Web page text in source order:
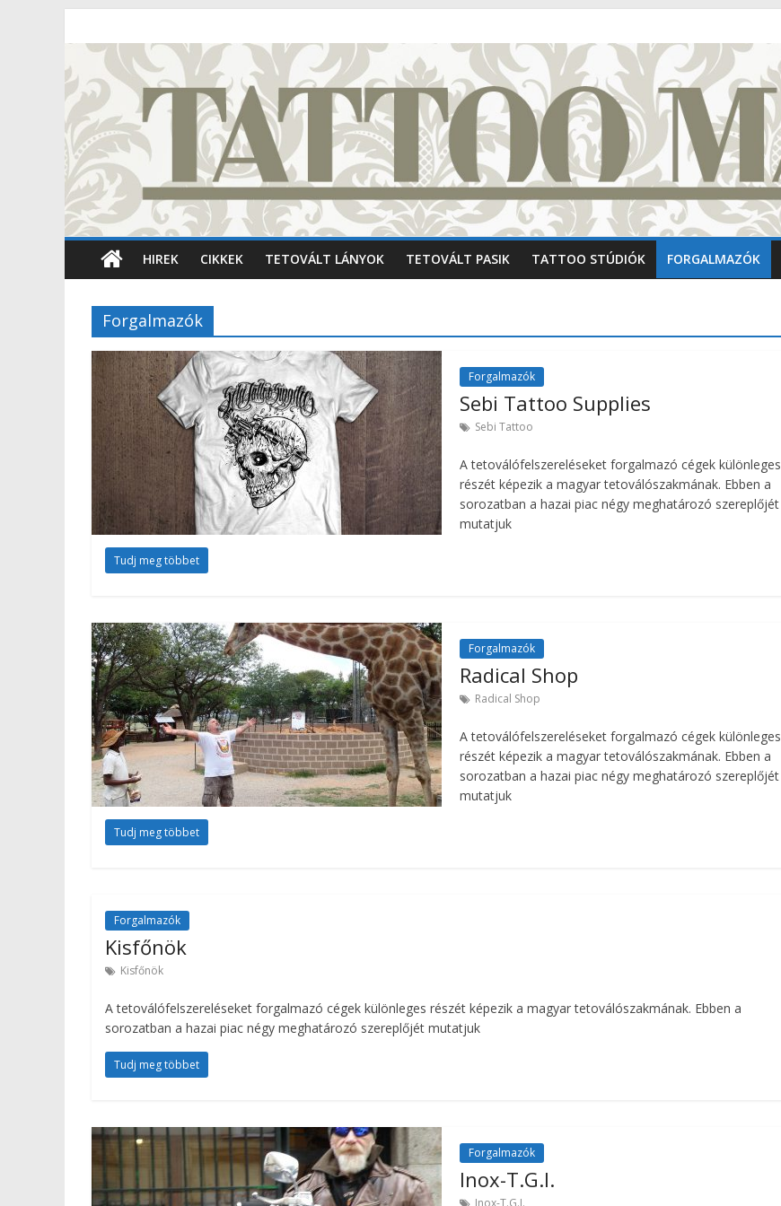
HIREK CIKKEK TETOVÁLT LÁNYOK TETOVÁLT PASIK TATTOO STÚDIÓK FORGALMAZÓK
Forgalmazók
Forgalmazók
Sebi Tattoo Supplies
Sebi Tattoo
A tetoválófelszereléseket forgalmazó cégek különleges
részét képezik a magyar tetoválószakmának. Ebben a
sorozatban a hazai piac négy meghatározó szereplőjét
mutatjuk
Tudj meg többet
Forgalmazók
Radical Shop
Radical Shop
A tetoválófelszereléseket forgalmazó cégek különleges
részét képezik a magyar tetoválószakmának. Ebben a
sorozatban a hazai piac négy meghatározó szereplőjét
mutatjuk
Tudj meg többet
Forgalmazók
Kisfőnök
Kisfőnök
A tetoválófelszereléseket forgalmazó cégek különleges részét képezik a magyar tetoválószakmának. Ebben a
sorozatban a hazai piac négy meghatározó szereplőjét mutatjuk
Tudj meg többet
Forgalmazók
Inox-T.G.I.